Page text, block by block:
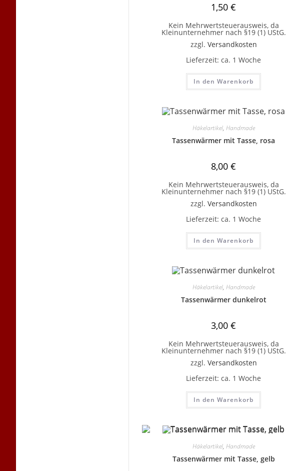
1,50€
Kein Mehrwertsteuerausweis, da
Kleinunternehmer nach §19 (1) UStG.
zzgl. Versandkosten
Lieferzeit:ca. 1 Woche
In den Warenkorb
Häkelartikel, Handmade
Tassenwärmer mit Tasse, rosa
8,00€
Kein Mehrwertsteuerausweis, da
Kleinunternehmer nach §19 (1) UStG.
zzgl. Versandkosten
Lieferzeit:ca. 1 Woche
In den Warenkorb
Häkelartikel, Handmade
Tassenwärmer dunkelrot
3,00€
Kein Mehrwertsteuerausweis, da
Kleinunternehmer nach §19 (1) UStG.
zzgl. Versandkosten
Lieferzeit:ca. 1 Woche
In den Warenkorb
Häkelartikel, Handmade
Tassenwärmer mit Tasse, gelb